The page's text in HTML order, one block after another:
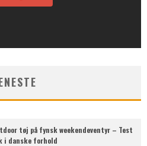
tøj på fynsk weekendeventyr – Test
i danske forhold